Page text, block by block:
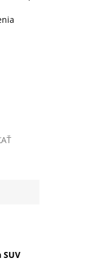
SUV